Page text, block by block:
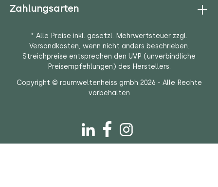
Zahlungsarten
* Alle Preise inkl. gesetzl. Mehrwertsteuer zzgl.
Versandkosten, wenn nicht anders beschrieben.
Streichpreise entsprechen den UVP (unverbindliche
Preisempfehlungen) des Herstellers.
Copyright © raumweltenheiss gmbh 2026 - Alle Rechte
vorbehalten